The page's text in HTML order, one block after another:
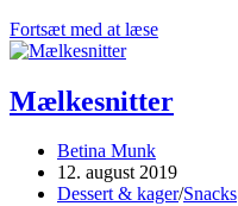
Fortsæt med at læseSNØFLER
Mælkesnitter
Post
author:
Betina Munk
Post
published:
12. august 2019
Post
Dessert & kager/Snacks